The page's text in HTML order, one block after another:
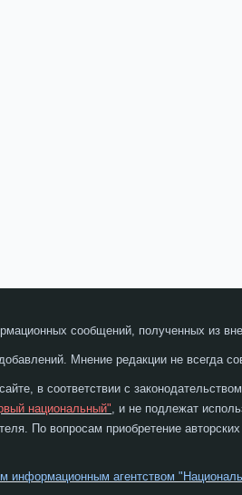
сообщений, полученных из
Мнение редакции не всегда
в соответствии с
национальный" , и не подлежат
По вопросам приобретение
информационным агентством